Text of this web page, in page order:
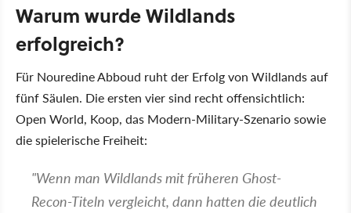
Warum wurde Wildlands
erfolgreich?
Für Nouredine Abboud ruht der Erfolg von Wildlands auf
fünf Säulen. Die ersten vier sind recht offensichtlich:
Open World, Koop, das Modern-Military-Szenario sowie
die spielerische Freiheit:
"Wenn man Wildlands mit früheren Ghost-
Recon-Titeln vergleicht, dann hatten die deutlich